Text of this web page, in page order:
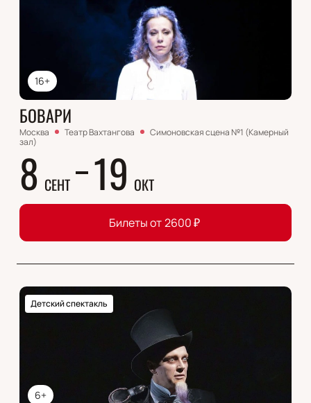
16+
БОВАРИ
Москва Театр Вахтангова
Симоновская сцена №1 (Камерный
зал)
8 СЕНТ 19 ОКТ
Билеты от 2600₽
6+
Детский спектакль